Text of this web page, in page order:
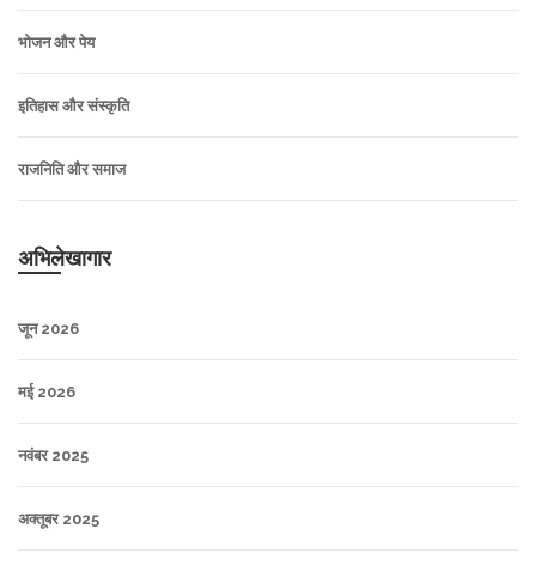
भोजन और पेय
इतिहास और संस्कृति
राजनिति और समाज
अभिलेखागार
जून 2026
मई 2026
नवंबर 2025
अक्तूबर 2025